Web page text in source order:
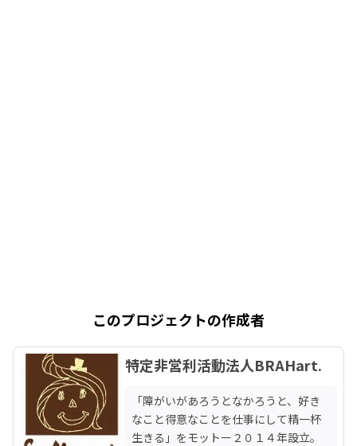
このプロジェクトの作成者
特定非営利活動法人BRAHart.
「障がいがあろうとなかろうと、好き
なこと得意なことを仕事にして精一杯
生きる」をモットー２０１４年設立。